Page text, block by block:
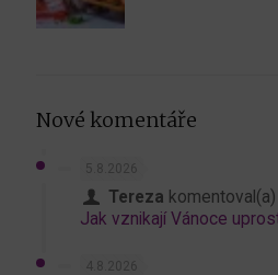
Nové komentáře
5.8.2026
Tereza komentoval(a)
Jak vznikají Vánoce
4.8.2026